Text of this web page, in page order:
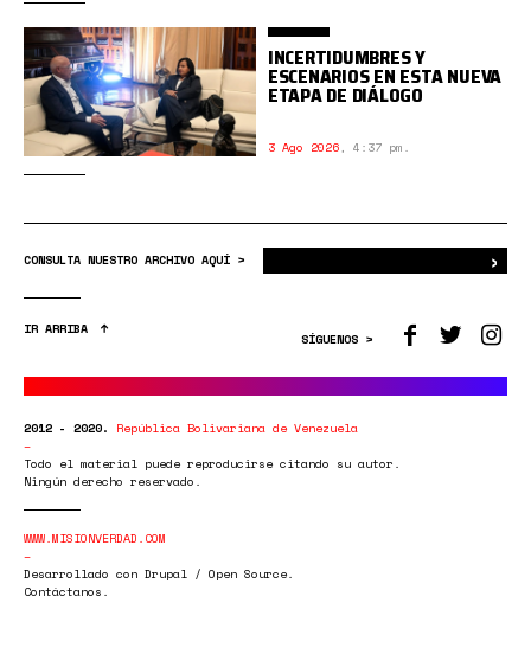
INCERTIDUMBRES Y
ESCENARIOS EN ESTA NUEVA
ETAPA DE DIÁLOGO
3 Ago 2026, 4:37 pm.
CONSULTA NUESTRO ARCHIVO AQUÍ > ›
IR ARRIBA
SÍGUENOS >
2012 - 2020. República Bolivariana de Venezuela
Todo el material puede reproducirse citando su autor.
Ningún derecho reservado.
WWW.MISIONVERDAD.COM
Desarrollado con Drupal / Open Source.
Contáctanos.